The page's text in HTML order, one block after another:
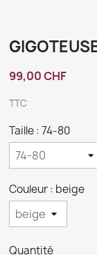
99,00 CHF
TTC
Taille : 74-80
Couleur : beige
Quantité